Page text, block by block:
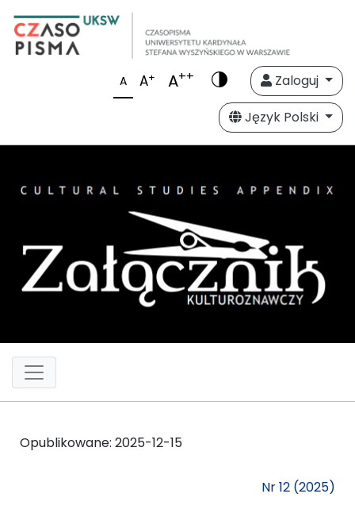
A A+ A++
Zaloguj
Język Polski
Opublikowane: 2025-12-15
Nr 12 (2025)